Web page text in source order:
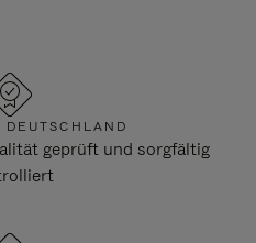
geprüft und sorgfältig